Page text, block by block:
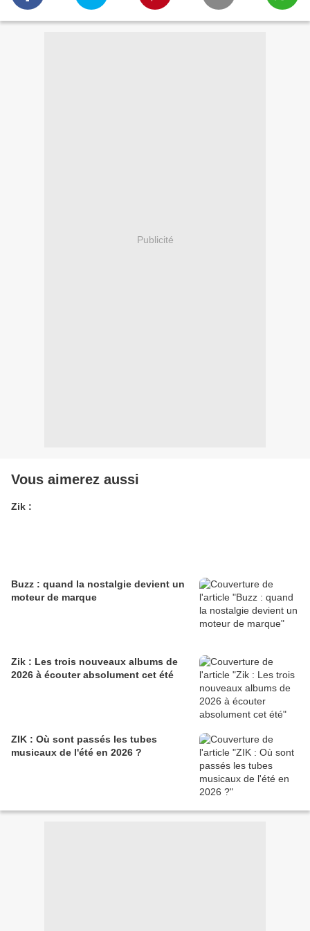
Publicité
Vous aimerez aussi
Zik :
Buzz : quand la nostalgie devient un
moteur de marque
Zik : Les trois nouveaux albums de
2026 à écouter absolument cet été
ZIK : Où sont passés les tubes
musicaux de l'été en 2026 ?